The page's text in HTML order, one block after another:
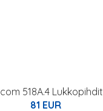
518A.4 Lukkopihdit
81 EUR